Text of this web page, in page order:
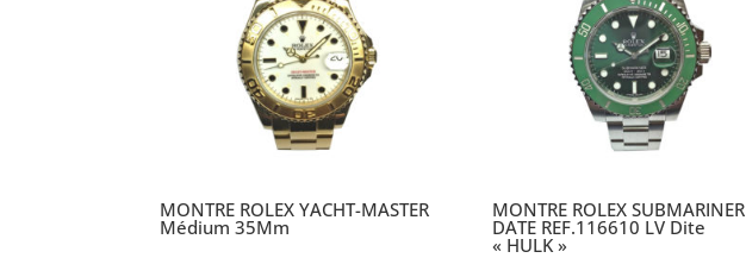
MONTRE ROLEX YACHT-MASTER
Médium 35Mm
MONTRE ROLEX SUBMARINER
DATE REF.116610 LV Dite
« HULK »